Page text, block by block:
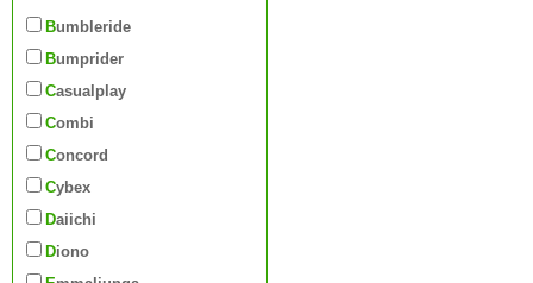
Bumbleride
Bumprider
Casualplay
Combi
Concord
Cybex
Daiichi
Diono